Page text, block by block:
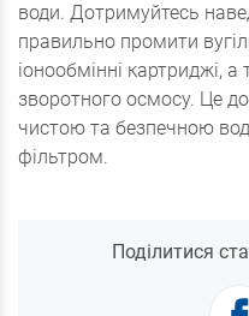
води. Дотримуйтесь
правильно промити
іонообмінні картриджі,
зворотного осмосу. Це
чистою та безпечною
фільтром.
Поділитися